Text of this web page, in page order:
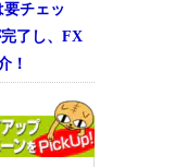
チェッ
了し、FX
！